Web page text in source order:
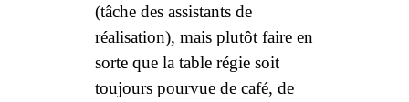
(tâche des assistants de
réalisation), mais plutôt faire en
sorte que la table régie soit
toujours pourvue de café, de